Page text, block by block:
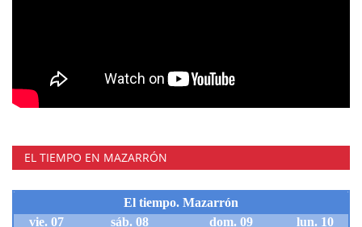
EL TIEMPO EN MAZARRÓN